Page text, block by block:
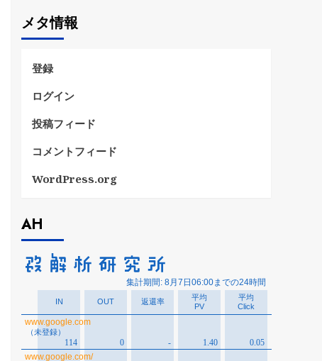
リ
ー
メタ情報
登録
ログイン
投稿フィード
コメントフィード
WordPress.org
AH